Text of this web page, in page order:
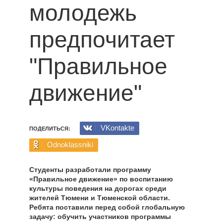
молодежь
предпочитает
"Правильное
движение"
ПОДЕЛИТЬСЯ:
VKontakte
Odnoklassniki
Студенты разработали программу
«Правильное движение» по воспитанию
культуры поведения на дорогах среди
жителей Тюмени и Тюменской области.
Ребята поставили перед собой глобальную
задачу: обучить участников программы